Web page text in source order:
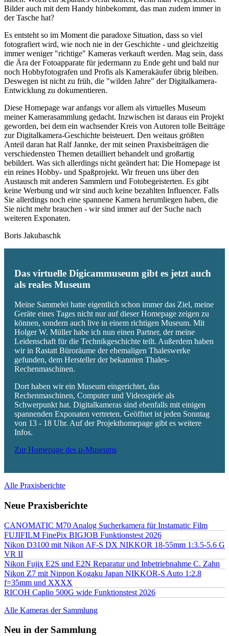
Bilder auch mit dem Handy hinbekommt, das man zudem immer in
der Tasche hat?
Es entsteht so im Moment die paradoxe Situation, dass so viel
fotografiert wird, wie noch nie in der Geschichte - und gleichzeitig
immer weniger "richtige" Kameras verkauft werden. Mag sein, dass
die Ära der Fotoapparate für jedermann zu Ende geht und bald nur
noch Hobbyfotografen und Profis als Kamerakäufer übrig bleiben.
Deswegen ist nicht zu früh, die "wilden Jahre" der Digitalkamera-
Entwicklung zu dokumentieren.
Diese Homepage war anfangs vor allem als virtuelles Museum
meiner Kamerasammlung gedacht. Inzwischen ist daraus ein Projekt
geworden, bei dem ein wachsender Kreis von Autoren tolle Beiträge
zur Digitalkamera-Geschichte beisteuert. Den weitaus größten
Anteil daran hat Ralf Jannke, der mit seinen Praxisbeiträgen die
verschiedensten Themen detailliert behandelt und großartig
bebildert. Was sich allerdings nicht geändert hat: Die Homepage ist
ein reines Hobby- und Spaßprojekt. Wir freuen uns über den
Austausch mit anderen Sammlern und Fotobegeisterten. Es gibt
keine Werbung und wir sind auch keine bezahlten Influencer. Falls
Sie allerdings noch eine spannene Kamera herumliegen haben, die
Sie nicht mehr brauchen - wir sind immer auf der Suche nach
weiteren Exponaten.
Boris Jakubaschk
Das virtuelle Digicammuseum gibt es jetzt auch
als reales Museum
Meine Sammelei hatte eigentlich schon immer das Ziel, meine
Geräte eines Tages nicht nur auf dieser Homepage zeigen zu
können, sondern auch live in einem richtigen Museum. Mit
Holger W. Müller habe ich nun einen Partner, der meine
Leidenschaft für die Technikgeschichte teilt. Außerdem haben
wir in Rastatt Büroräume der ehemaligen Thaleswerke
gefunden, dem Hersteller der bekannten Thales-
Rechenmaschinen.
Dort haben wir ein Museum eingerichtet, das
Rechenmaschinen, Computer und Videospiele als
Schwerpunkt hat. Digitalkameras sind ebenfalls mit einigen
spannenden Exponaten vertreten. Geöffnet ist jeden Sonntag
von 13 - 18 Uhr. Auf der Projekthomepage gibt es weitere
Infos.
Zur Homepage des µ-Museums
Alle Praxisberichte
Neue Praxisberichte
CANOMATIC M70 Analog Sucherkamera für Instamatic Film
FUJIFILM FinePix BIGJOB Funktionstest 2026
Nikon D3100 mit Nikon AF-S DX NIKKOR 18-55mm 1:3.5-5.6 G
VR II
Nikon Fujix E2S und E2N Reparatur und Inbetriebnahme C. Zahn
Nikon Z7 mit Nippon Kogaku Japan NIKKOR-S Auto 1:2.8
f=35mm und XXXX
RICOH Caplio 500G wide Funktionstest 2026
Alle Kameras der Sammlung
Neu in der Sammlung